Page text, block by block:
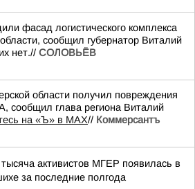
фасад логистического комплекса
сообщил губернатор Виталий
нет.// СОЛОВЬЁВ
области получил повреждения
сообщил глава региона Виталий
на «Ъ» в MAX// Коммерсантъ
активистов МГЕР появилась в
за последние полгода